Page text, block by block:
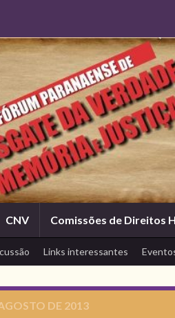
CNV Comissões de Direitos
Links interessantes
DE 2013